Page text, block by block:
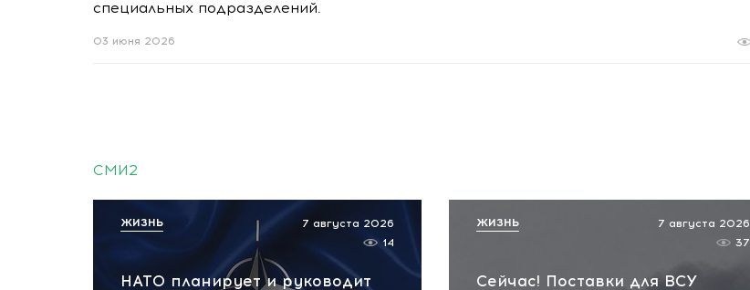
специальных подразделений.
03 июня 2026
СМИ2
НАТО планирует и руководит
7 августа 2026
14
ЖИЗНЬ
Сейчас! Поставки для ВСУ
7 августа 2026
37
ЖИЗНЬ